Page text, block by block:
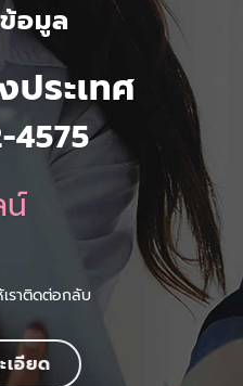
อมูล
ประเทศ
4575
น์
ราติดต่อกลับ
เอียด